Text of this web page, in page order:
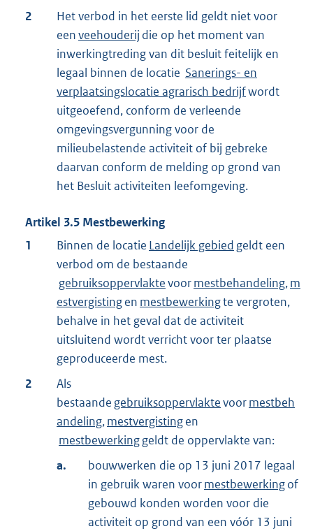
2
Het verbod in het eerste lid geldt niet voor
eenveehouderij die op het moment van
inwerkingtreding van dit besluit feitelijk en
legaal binnen de locatie Sanerings- en
verplaatsingslocatie agrarisch bedrijfwordt
uitgeoefend, conform de verleende
omgevingsvergunning voor de
milieubelastende activiteit of bij gebreke
daarvan conform de melding op grond van
het Besluit activiteiten leefomgeving.
Artikel 3.5 Mestbewerking
1
Binnen de locatie Landelijk gebied geldt een
verbod om de bestaande
gebruiksoppervlaktevoormestbehandeling,m
estvergistingen mestbewerkingte vergroten,
behalve in het geval dat de activiteit
uitsluitend wordt verricht voor ter plaatse
geproduceerde mest.
2
Als
bestaande gebruiksoppervlaktevoormestbeh
andeling,mestvergistingen
mestbewerkinggeldt de oppervlakte van:
a.
bouwwerken die op 13 juni 2017 legaal
in gebruik waren voormestbewerkingof
gebouwd konden worden voor die
activiteit op grond van een vóór 13 juni